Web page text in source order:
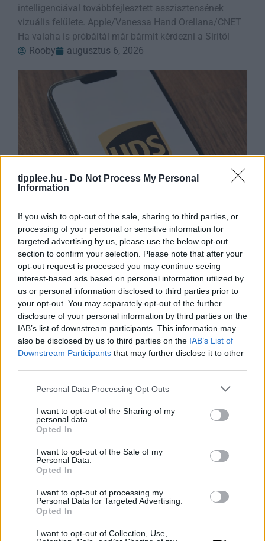
tipplee.hu - Do Not Process My Personal
Information
If you wish to opt-out of the sale, sharing to third parties, or
processing of your personal or sensitive information for
targeted advertising by us, please use the below opt-out
section to confirm your selection. Please note that after your
opt-out request is processed you may continue seeing
interest-based ads based on personal information utilized by
us or personal information disclosed to third parties prior to
your opt-out. You may separately opt-out of the further
disclosure of your personal information by third parties on the
IAB’s list of downstream participants. This information may
also be disclosed by us to third parties on the IAB’s List of
Downstream Participants that may further disclose it to other
Personal Data Processing Opt Outs
I want to opt-out of the Sharing of my
personal data.
Opted In
I want to opt-out of the Sale of my
Personal Data.
Opted In
I want to opt-out of processing my
Personal Data for Targeted Advertising.
Opted In
I want to opt-out of Collection, Use,
intelligenciával továbbfejlesztett asszisztensének
vizuális felülete. Apple/Vanessa Hand Orellana/CNET
Ha valaha is próbáltál már bármit kérdezni a Siritől
Rooby
augusztus 6, 2026
A Feldolgozott Élelmiszerek Nagy
Tévedése
Iratkozz fel a Slatest hírlevelére, hogy naponta
megkapd a legélesebb elemzéseket, kritikákat és
tanácsokat! Az ultra-feldolgozott élelmiszerek (UPF)
manapság az egyik legnagyobb mumusnak
számítanak, de
Rooby
augusztus 6, 2026
Védelmi Fellendülés: A Felvirágzás Új
Forrása
Japán kormánya új védelmi fehér könyvében nem
csupán az ország védelmeként, hanem a gazdasági